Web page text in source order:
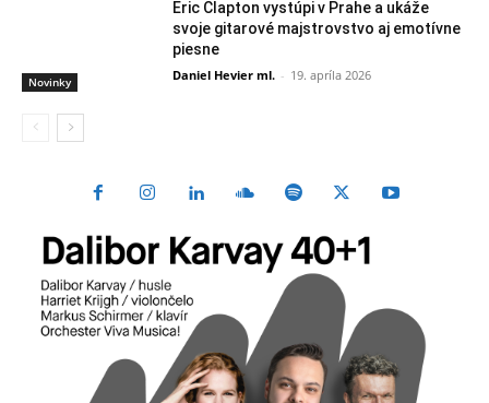
Novinky
Eric Clapton vystúpi v Prahe a ukáže
svoje gitarové majstrovstvo aj emotívne
piesne
Daniel Hevier ml. - 19. apríla 2026